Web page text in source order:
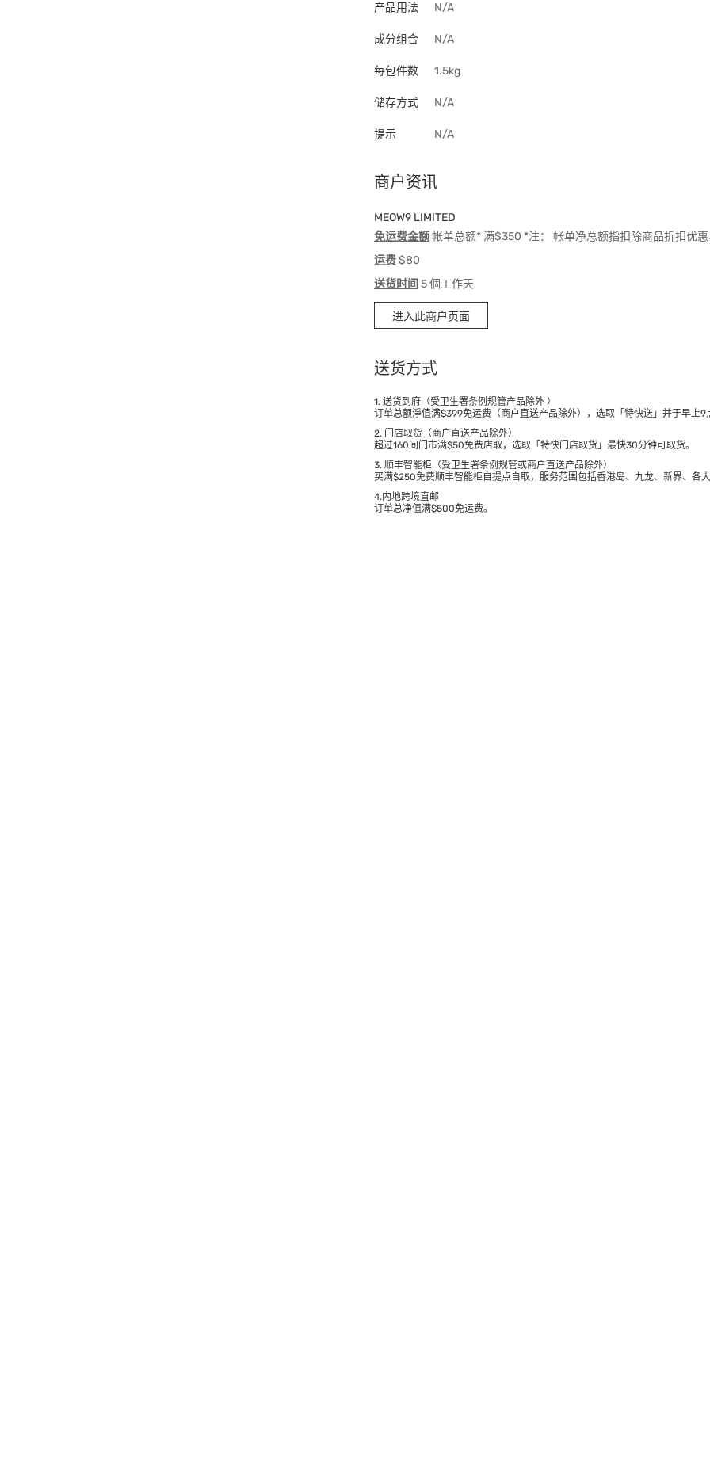
产品用法 N/A
成分组合 N/A
每包件数 1.5kg
储存方式 N/A
提示 N/A
商户资讯
MEOW9 LIMITED
免运费金额帐单总额* 满$350 *注： 帐单净总额指扣除商品折扣优惠
运费$80
送货时间 5 個工作天
进入此商户页面
送货方式
1. 送货到府（受卫生署条例规管产品除外 ）
订单总额淨值满$399免运费（商户直送产品除外），选取「特快送」并于早上9
2. 门店取货（商户直送产品除外）
超过160间门市满$50免费店取，选取「特快门店取货」最快30分钟可取货。
3. 顺丰智能柜（受卫生署条例规管或商户直送产品除外）
买满$250免费顺丰智能柜自提点自取，服务范围包括香港岛、九龙、新界、各大
4.内地跨境直邮
订单总净值满$500免运费。